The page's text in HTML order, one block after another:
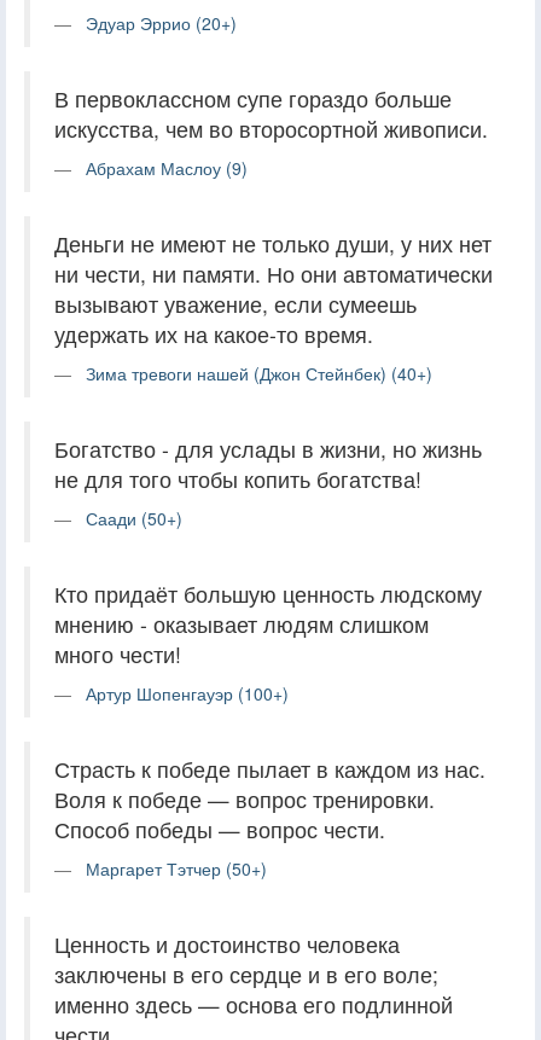
Эдуар Эррио (20+)
В первоклассном супе гораздо больше
искусства, чем во второсортной живописи.
Абрахам Маслоу (9)
Деньги не имеют не только души, у них нет
ни чести, ни памяти. Но они автоматически
вызывают уважение, если сумеешь
удержать их на какое-то время.
Зима тревоги нашей (Джон Стейнбек) (40+)
Богатство - для услады в жизни, но жизнь
не для того чтобы копить богатства!
Саади (50+)
Кто придаёт большую ценность людскому
мнению - оказывает людям слишком
много чести!
Артур Шопенгауэр (100+)
Страсть к победе пылает в каждом из нас.
Воля к победе — вопрос тренировки.
Способ победы — вопрос чести.
Маргарет Тэтчер (50+)
Ценность и достоинство человека
заключены в его сердце и в его воле;
именно здесь — основа его подлинной